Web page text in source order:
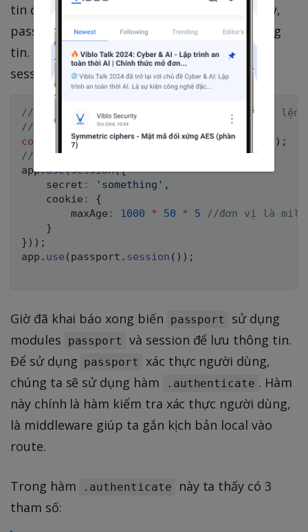
tin đăng nhập vào session, thì ở đây cũng vậy,
passport sẽ sử dụng session để lưu trữ thông
tin. Thế nên là cần phải khai báo sử dụng
session nữa nhé:
//nếu chưa tải về thì tải gói session với lệnh
//npm install express-session
const
session = require('express-session' ) ;
//và khai báo sử dụng:
app.use(session({
    secret
: 'something' ,
    cookie
:
{
        maxAge
: 1000 * 50 * 5
//đơn vị là
}
} ) ) ;
app . use ( passport . session ( ) ) ;
Giờ đã khai báo xong biến passport
sử dụng
modules
passport
và session để lưu thông tin.
Để sử dụng passport
xác thực người dùng,
chúng ta sẽ sử dụng hàm
.authenticate . Hàm
này chính là hàm kiểm tra xác thực người dùng,
là middleware giúp ta gắn kịch bản local vào
route.
Trong hàm .authenticate
này ta thấy có 3
tham số: